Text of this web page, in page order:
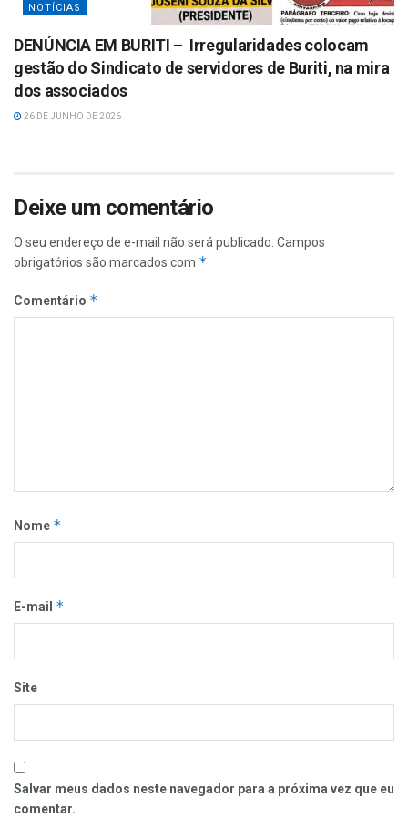
NOTÍCIAS
DENÚNCIA EM BURITI – Irregularidades colocam
gestão do Sindicato de servidores de Buriti, na mira
dos associados
26 DE JUNHO DE 2026
Deixe um comentário
O seu endereço de e-mail não será publicado. Campos
obrigatórios são marcados com *
Comentário *
Nome *
E-mail *
Site
Salvar meus dados neste navegador para a próxima vez que eu
comentar.